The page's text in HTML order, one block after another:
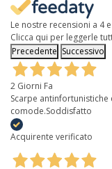
Le nostre recensioni a 4
Clicca qui per leggerle
Precedente Successivo
2 Giorni Fa
Scarpe
comode.Soddisfatto
Acquirente verificato